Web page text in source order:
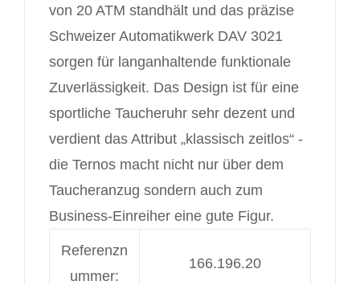
von 20 ATM standhält und das präzise
Schweizer Automatikwerk DAV 3021
sorgen für langanhaltende funktionale
Zuverlässigkeit. Das Design ist für eine
sportliche Taucheruhr sehr dezent und
verdient das Attribut „klassisch zeitlos“ -
die Ternos macht nicht nur über dem
Taucheranzug sondern auch zum
Business-Einreiher eine gute Figur.
Referenzn
ummer:
166.196.20